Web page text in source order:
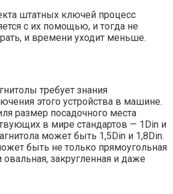
штатных ключей процесс
с их помощью, и тогда не
и времени уходит меньше.
требует знания
этого устройства в машине.
размер посадочного места
в мире стандартов — 1Din и
может быть 1,5Din и 1,8Din.
быть не только прямоугольная
овальная, закругленная и даже